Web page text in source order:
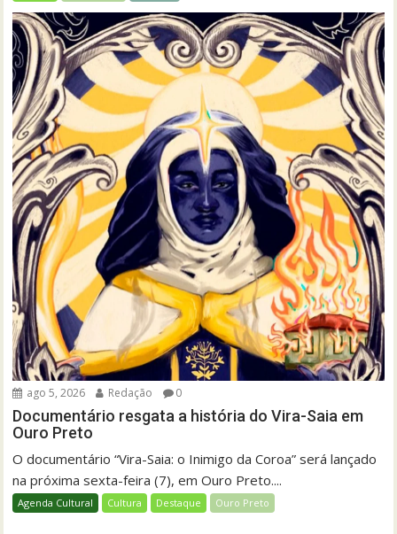
ago 5, 2026 Redação 0
Documentário resgata a história do Vira-Saia em
Ouro Preto
O documentário “Vira-Saia: o Inimigo da Coroa” será lançado
na próxima sexta-feira (7), em Ouro Preto....
Agenda Cultural Cultura Destaque Ouro Preto